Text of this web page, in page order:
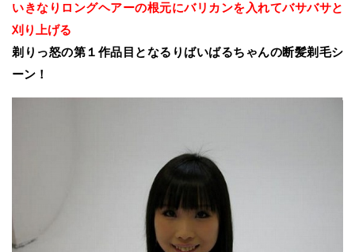
いきなりロングヘアーの根元にバリカンを入れてバサバサと
刈り上げる
剃りっ怒の第１作品目となるりばいばるちゃんの断髪剃毛シ
ーン！